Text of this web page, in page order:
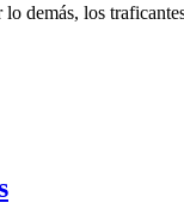
los